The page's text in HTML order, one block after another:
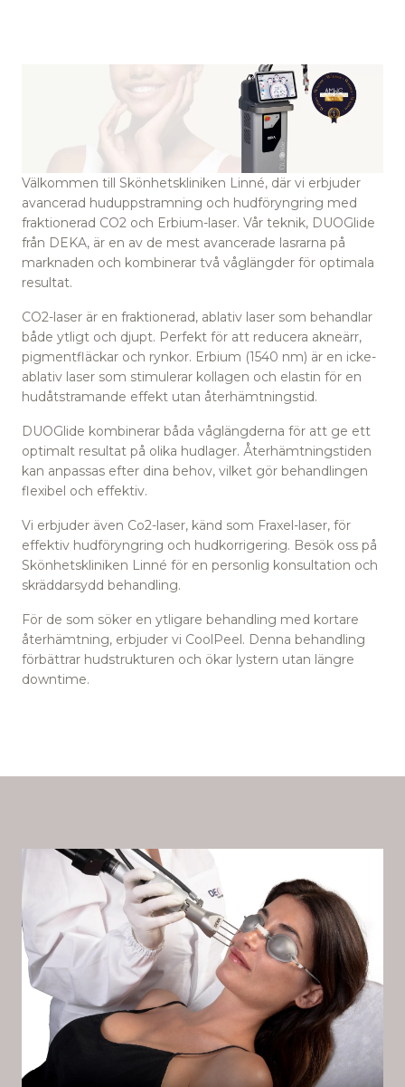
Välkommen till Skönhetskliniken Linné, där vi erbjuder
avancerad huduppstramning och hudföryngring med
fraktionerad CO2 och Erbium-laser. Vår teknik, DUOGlide
från DEKA, är en av de mest avancerade lasrarna på
marknaden och kombinerar två våglängder för optimala
resultat.
CO2-laser är en fraktionerad, ablativ laser som behandlar
både ytligt och djupt. Perfekt för att reducera akneärr,
pigmentfläckar och rynkor. Erbium (1540 nm) är en icke-
ablativ laser som stimulerar kollagen och elastin för en
hudåtstramande effekt utan återhämtningstid.
DUOGlide kombinerar båda våglängderna för att ge ett
optimalt resultat på olika hudlager. Återhämtningstiden
kan anpassas efter dina behov, vilket gör behandlingen
flexibel och effektiv.
Vi erbjuder även Co2-laser, känd som Fraxel-laser, för
effektiv hudföryngring och hudkorrigering. Besök oss på
Skönhetskliniken Linné för en personlig konsultation och
skräddarsydd behandling.
För de som söker en ytligare behandling med kortare
återhämtning, erbjuder vi CoolPeel. Denna behandling
förbättrar hudstrukturen och ökar lystern utan längre
downtime.